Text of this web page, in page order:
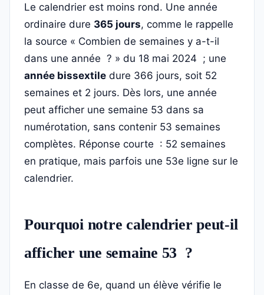
Le calendrier est moins rond. Une année
ordinaire dure 365 jours, comme le rappelle
la source « Combien de semaines y a-t-il
dans une année ? » du 18 mai 2024 ; une
année bissextile dure 366 jours, soit 52
semaines et 2 jours. Dès lors, une année
peut afficher une semaine 53 dans sa
numérotation, sans contenir 53 semaines
complètes. Réponse courte : 52 semaines
en pratique, mais parfois une 53e ligne sur le
calendrier.
Pourquoi notre calendrier peut-il
afficher une semaine 53 ?
En classe de 6e, quand un élève vérifie le